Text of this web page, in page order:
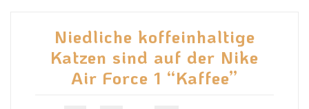
Niedliche koffeinhaltige
Katzen sind auf der Nike
Air Force 1 “Kaffee”